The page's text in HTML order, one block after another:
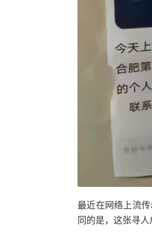
最近在网络上流
同的是，这张寻人